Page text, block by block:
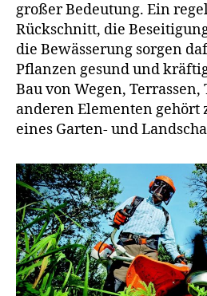
großer Bedeutung. Ein
Rückschnitt, die
die Bewässerung sorgen
Pflanzen gesund und
Bau von Wegen,
anderen Elementen gehört
eines Garten- und